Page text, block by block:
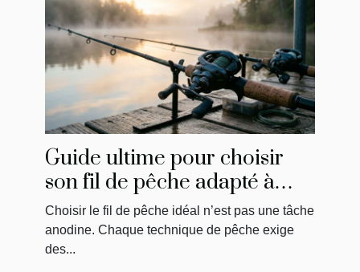
Guide ultime pour choisir
son fil de pêche adapté à
chaque technique
Choisir le fil de pêche idéal n’est pas une tâche
anodine. Chaque technique de pêche exige
des...